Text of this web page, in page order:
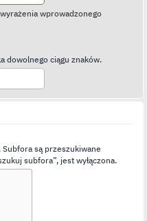
wprowadzonego
dowolnego ciągu znaków.
są przeszukiwane
subfora”, jest wyłączona.